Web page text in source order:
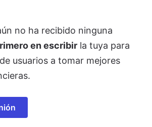
no ha recibido ninguna
en escribir la tuya para
usuarios a tomar mejores